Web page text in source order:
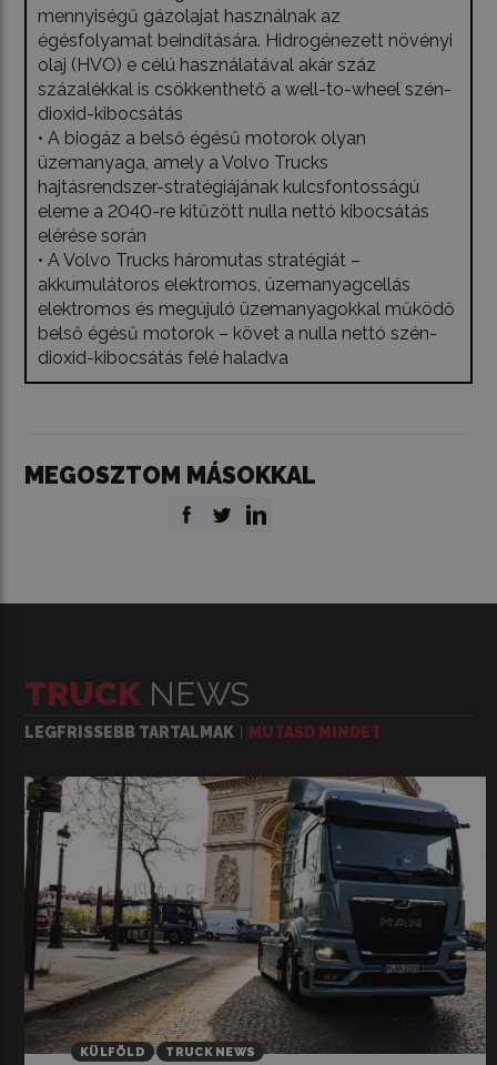
mennyiségű gázolajat használnak az
égésfolyamat beindítására. Hidrogénezett növényi
olaj (HVO) e célú használatával akár száz
százalékkal is csökkenthető a well-to-wheel szén-
dioxid-kibocsátás
• A biogáz a belső égésű motorok olyan
üzemanyaga, amely a Volvo Trucks
hajtásrendszer-stratégiájának kulcsfontosságú
eleme a 2040-re kitűzött nulla nettó kibocsátás
elérése során
• A Volvo Trucks háromutas stratégiát –
akkumulátoros elektromos, üzemanyagcellás
elektromos és megújuló üzemanyagokkal működő
belső égésű motorok – követ a nulla nettó szén-
dioxid-kibocsátás felé haladva
MEGOSZTOM MÁSOKKAL
TRUCK NEWS
LEGFRISSEBB TARTALMAK MUTASD MINDET
KÜLFÖLD TRUCK NEWS